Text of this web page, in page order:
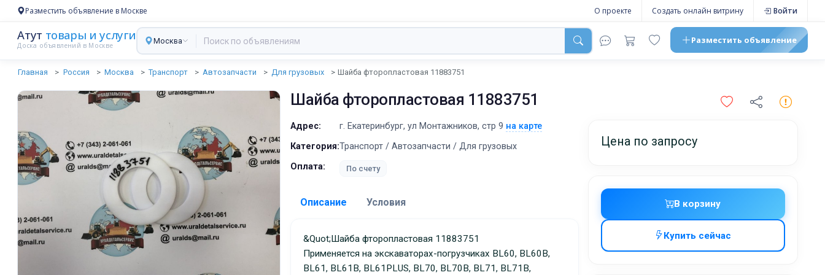
Разместить объявление в Москве О проекте Создать онлайн витрину Войти
Атут товары и услуги
Доска объявлений в Москве
Москва Разместить объявление
Главная Россия Москва Транспорт Автозапчасти Для грузовых Шайба фторопластовая 11883751
Шайба фторопластовая 11883751
Цена по запросу
В корзину
Купить сейчас
Адрес: г. Екатеринбург, ул Монтажников, стр 9 на карте
Категория:Транспорт / Автозапчасти / Для грузовых
Оплата:
По счету
Описание Условия
&quot;Шайба фторопластовая 11883751
Применяется на экскаваторах-погрузчиках BL60, BL60B,
BL61, BL61B, BL61PLUS, BL70, BL70B, BL71, BL71B,
Доставка:
Адрес самовывоза:г. Екатеринбург, ул Монтажников,
стр 9